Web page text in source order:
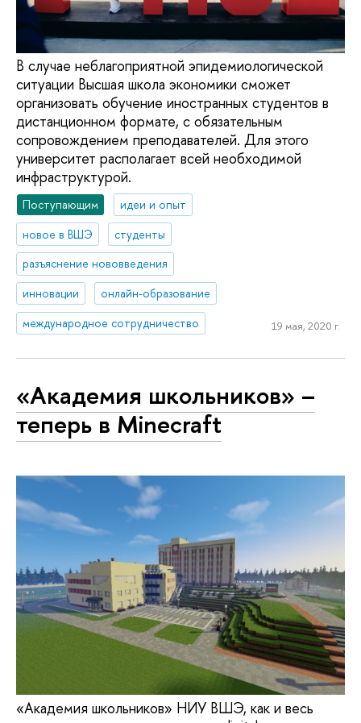
В случае неблагоприятной эпидемиологической
ситуации Высшая школа экономики сможет
организовать обучение иностранных студентов в
дистанционном формате, с обязательным
сопровождением преподавателей. Для этого
университет располагает всей необходимой
инфраструктурой.
Поступающим
идеи и опыт
новое в ВШЭ
студенты
разъяснение нововведения
инновации
онлайн-образование
международное сотрудничество
19 мая, 2020 г.
«Академия школьников» –
теперь в Minecraft
«Академия школьников» НИУ ВШЭ, как и весь